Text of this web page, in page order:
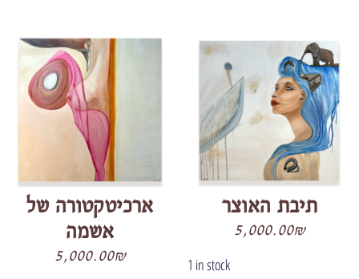
ארכיטקטורה של
אשמה
5,000.00₪
תיבת האוצר
5,000.00₪
1 in stock